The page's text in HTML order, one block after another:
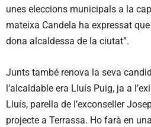
unes eleccions municipals a la
mateixa Candela ha expressat
dona alcaldessa de la ciutat”.
Junts també renova la seva
l’alcaldable era Lluís Puig, ja a
Lluís, parella de l’exconseller
projecte a Terrassa. Ho farà en